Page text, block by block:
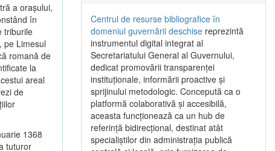
a oraşului,
în
triburile
pe Limesul
romană de
la
areal
de
1368
tuturor
Centrul de resurse bibliografice în
domeniul guvernării deschise reprezintă
instrumentul digital integrat al
Secretariatului General al Guvernului,
dedicat promovării transparenței
instituționale, informării proactive și
sprijinului metodologic. Concepută ca o
platformă colaborativă și accesibilă,
aceasta funcționează ca un hub de
referință bidirecțional, destinat atât
specialiștilor din administrația publică